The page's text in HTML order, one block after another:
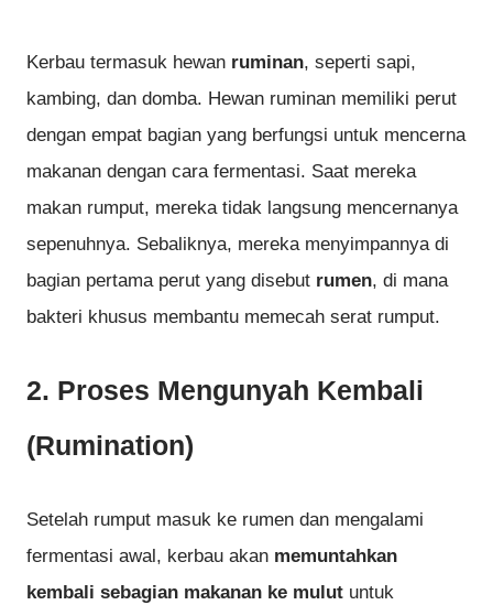
Kerbau termasuk hewan ruminan, seperti sapi,
kambing, dan domba. Hewan ruminan memiliki perut
dengan empat bagian yang berfungsi untuk mencerna
makanan dengan cara fermentasi. Saat mereka
makan rumput, mereka tidak langsung mencernanya
sepenuhnya. Sebaliknya, mereka menyimpannya di
bagian pertama perut yang disebut rumen, di mana
bakteri khusus membantu memecah serat rumput.
2. Proses Mengunyah Kembali
(Rumination)
Setelah rumput masuk ke rumen dan mengalami
fermentasi awal, kerbau akan memuntahkan
kembali sebagian makanan ke mulut untuk